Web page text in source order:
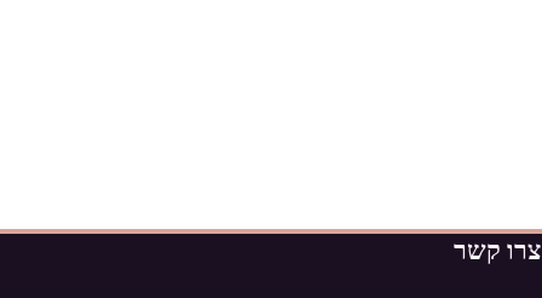
צרו קשר